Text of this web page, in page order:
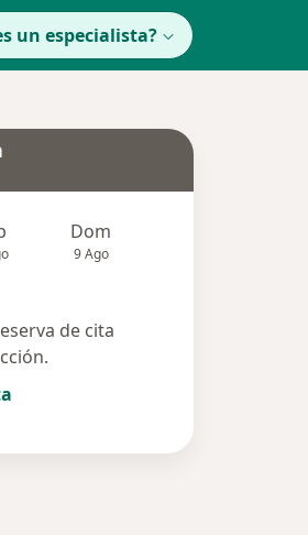
un especialista?
Dom
9 Ago
de cita